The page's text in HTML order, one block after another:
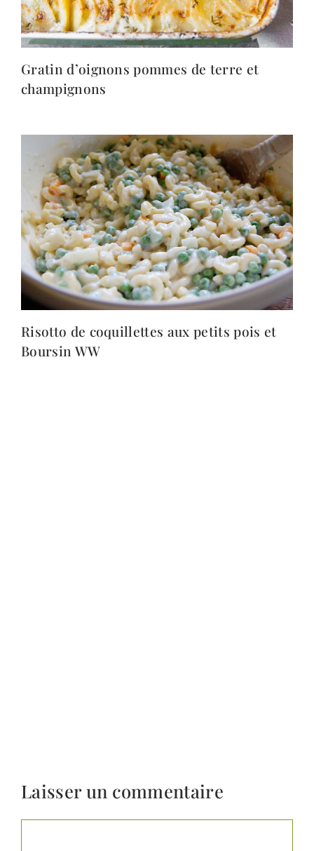
Gratin d’oignons pommes de terre et
champignons
Risotto de coquillettes aux petits pois et
Boursin WW
Laisser un commentaire